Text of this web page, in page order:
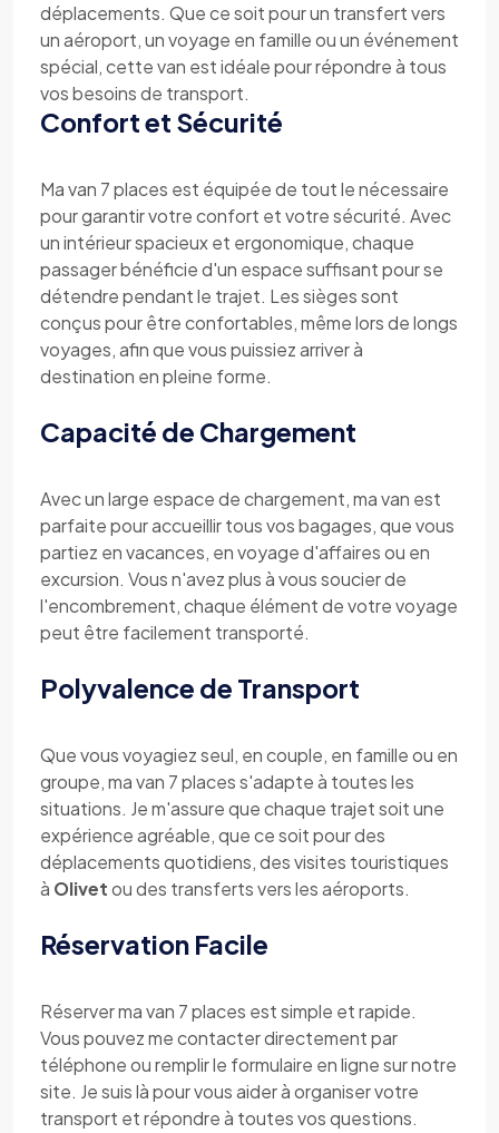
déplacements. Que ce soit pour un transfert vers
un aéroport, un voyage en famille ou un événement
spécial, cette van est idéale pour répondre à tous
vos besoins de transport.
Confort et Sécurité
Ma van 7 places est équipée de tout le nécessaire
pour garantir votre confort et votre sécurité. Avec
un intérieur spacieux et ergonomique, chaque
passager bénéficie d'un espace suffisant pour se
détendre pendant le trajet. Les sièges sont
conçus pour être confortables, même lors de longs
voyages, afin que vous puissiez arriver à
destination en pleine forme.
Capacité de Chargement
Avec un large espace de chargement, ma van est
parfaite pour accueillir tous vos bagages, que vous
partiez en vacances, en voyage d'affaires ou en
excursion. Vous n'avez plus à vous soucier de
l'encombrement, chaque élément de votre voyage
peut être facilement transporté.
Polyvalence de Transport
Que vous voyagiez seul, en couple, en famille ou en
groupe, ma van 7 places s'adapte à toutes les
situations. Je m'assure que chaque trajet soit une
expérience agréable, que ce soit pour des
déplacements quotidiens, des visites touristiques
à Olivetou des transferts vers les aéroports.
Réservation Facile
Réserver ma van 7 places est simple et rapide.
Vous pouvez me contacter directement par
téléphone ou remplir le formulaire en ligne sur notre
site. Je suis là pour vous aider à organiser votre
transport et répondre à toutes vos questions.